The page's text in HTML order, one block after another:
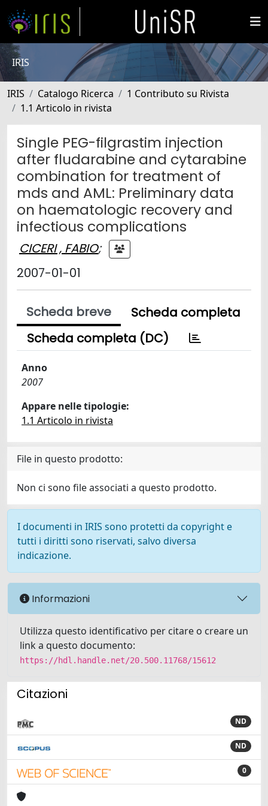
IRIS
IRIS Catalogo Ricerca
1 Contributo su Rivista
1.1 Articolo in rivista
Single PEG-filgrastim injection
after fludarabine and cytarabine
combination for treatment of
mds and AML: Preliminary data
on haematologic recovery and
infectious complications
CICERI , FABIO;
2007-01-01
Scheda breve
Scheda completa
Scheda completa (DC)
Anno
2007
Appare nelle tipologie:
1.1 Articolo in rivista
File in questo prodotto:
Non ci sono file associati a questo prodotto.
I documenti in IRIS sono protetti da copyright e
tutti i diritti sono riservati, salvo diversa
indicazione.
Informazioni
Utilizza questo identificativo per citare o creare un
link a questo documento:
https://hdl.handle.net/20.500.11768/15612
Citazioni
ND
ND
0